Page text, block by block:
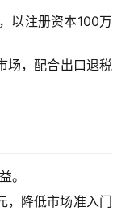
以注册资本100万
场，配合出口退税
。
，降低市场准入门